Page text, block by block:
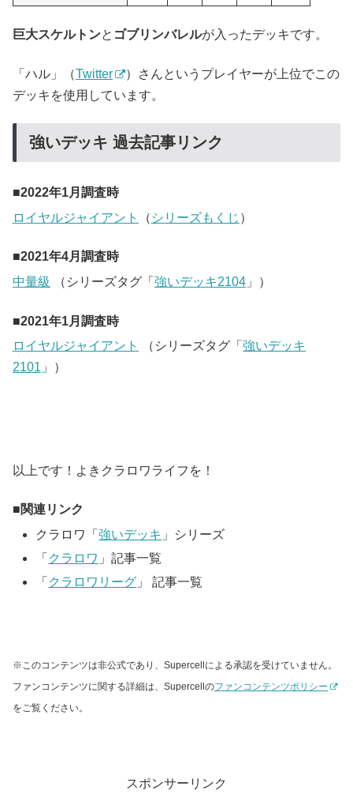
巨大スケルトンと ゴブリンバレルが入ったデッキです。
「ハル」（Twitter
）さんというプレイヤーが上位でこの
デッキを使用しています。
強いデッキ 過去記事リンク
2022年1月調査時
ロイヤルジャイアント
（ シリーズもくじ ）
2021年4月調査時
中量級
（シリーズタグ「 強いデッキ2104 」）
2021年1月調査時
ロイヤルジャイアント
（シリーズタグ「 強いデッキ
2101 」）
以上です！よきクラロワライフを！
関連リンク
クラロワ「強いデッキ 」シリーズ
「 クラロワ 」記事一覧
「 クラロワリーグ 」 記事一覧
※このコンテンツは非公式であり、Supercellによる承認を受けていません。
ファンコンテンツに関する詳細は、Supercellのファンコンテンツポリシー
をご覧ください。
スポンサーリンク